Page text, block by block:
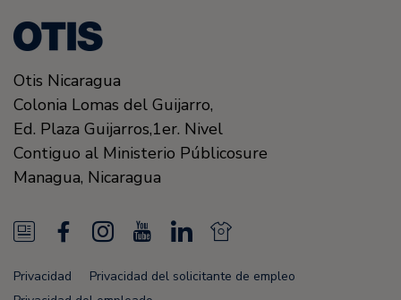
Otis Nicaragua
Colonia Lomas del Guijarro,
Ed. Plaza Guijarros,1er. Nivel
Contiguo al Ministerio Públicosure
Managua, Nicaragua
N
e
I
n
o
L
N
e
Privacidad
Privacidad del solicitante de empleo